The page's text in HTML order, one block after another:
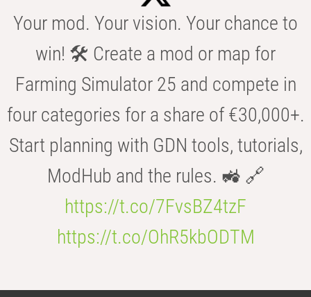
Your mod. Your vision. Your chance to
win! 🛠️ Create a mod or map for
Farming Simulator 25 and compete in
four categories for a share of €30,000+.
Start planning with GDN tools, tutorials,
ModHub and the rules. 🚜 🔗
https://t.co/7FvsBZ4tzF
https://t.co/OhR5kbODTM